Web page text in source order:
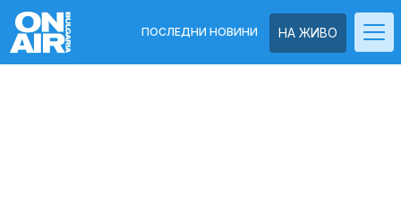
НА ЖИВО
ПОСЛЕДНИ НОВИНИ